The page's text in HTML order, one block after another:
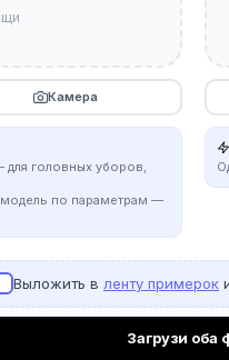
Камера
головных уборов,
по параметрам —
Выложить в ленту примерок
Загрузи оба